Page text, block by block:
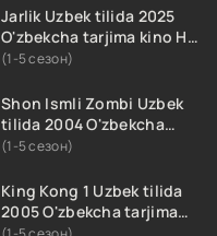
skachat
Jarlik Uzbek tilida 2025
O'zbekcha tarjima kino HD
skachat
(1-5 сезон)
Shon Ismli Zombi Uzbek
tilida 2004 O'zbekcha
tarjima kino HD skachat
(1-5 сезон)
King Kong 1 Uzbek tilida
2005 O'zbekcha tarjima